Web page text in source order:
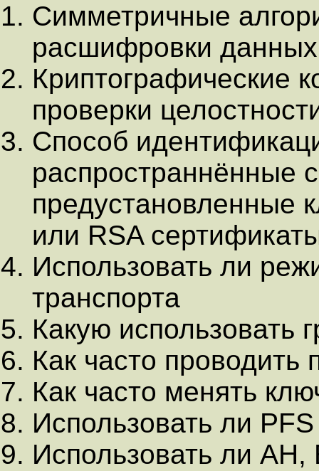
Симметричные
расшифровки данных
Криптографические
проверки
Способ
распространнённые
предустановленные
или RSA
Использовать ли
транспорта
Какую использовать
Как часто
Как часто менять
Использовать ли PFS
Использовать ли